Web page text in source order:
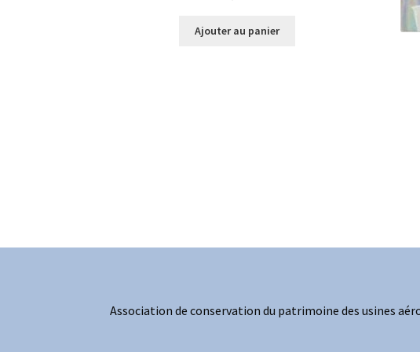
Ajouter au panier
Association de conservation du patrimoine des usines